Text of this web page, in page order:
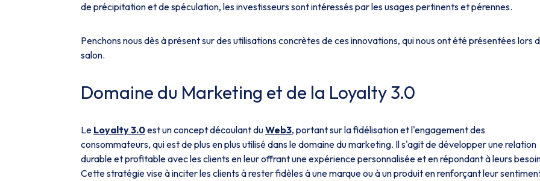
de précipitation et de spéculation, les investisseurs sont intéressés par les usages pertinents et pérennes.
Penchons nous dès à présent sur des utilisations concrètes de ces innovations, qui nous ont été présentées lors
salon.
Domaine du Marketing et de la Loyalty 3.0
Le Loyalty 3.0est un concept découlant duWeb3, portant sur la fidélisation et l'engagement des
consommateurs, qui est de plus en plus utilisé dans le domaine du marketing. Il s'agit de développer une relation
durable et profitable avec les clients en leur offrant une expérience personnalisée et en répondant à leurs
Cette stratégie vise à inciter les clients à rester fidèles à une marque ou à un produit en renforçant leur